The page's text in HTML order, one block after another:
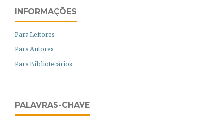
INFORMAÇÕES
Para Leitores
Para Autores
Para Bibliotecários
PALAVRAS-CHAVE